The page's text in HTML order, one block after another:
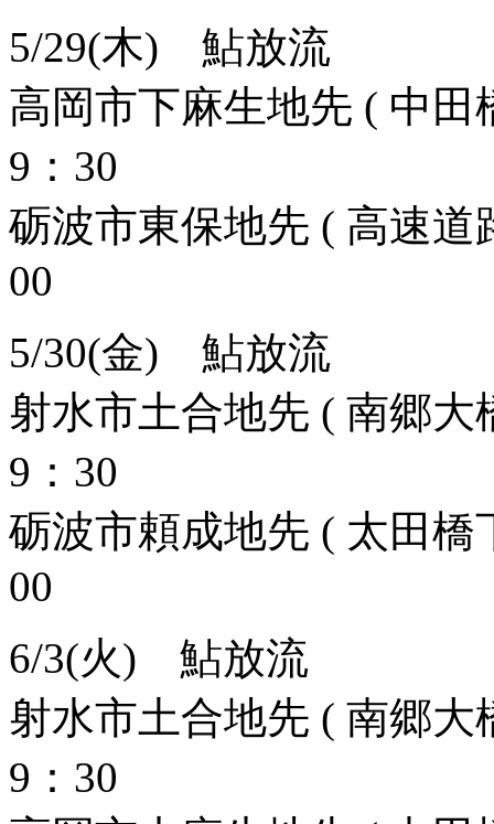
5/29(木) 鮎放流
高岡市下麻生地先 ( 中
9：30
砺波市東保地先 ( 高速
00
5/30(金) 鮎放流
射水市土合地先 ( 南郷
9：30
砺波市頼成地先 ( 太田
00
6/3(火) 鮎放流
射水市土合地先 ( 南郷
9：30